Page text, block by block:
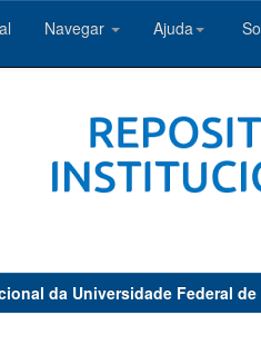
Navegar Ajuda
da Universidade Federal de